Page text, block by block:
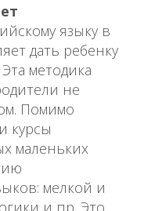
языку в
дать ребенку
методика
не
Помимо
курсы
маленьких
мелкой и
и пр. Это